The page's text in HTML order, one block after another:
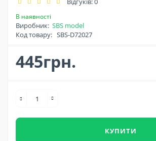
В наявності
Виробник: SBS model
Код товару: SBS-D72027
445грн.
КУПИТИ